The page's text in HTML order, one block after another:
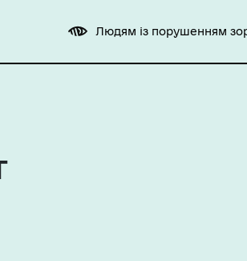
Людям із порушенням